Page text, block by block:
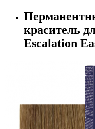
краситель
Escalation